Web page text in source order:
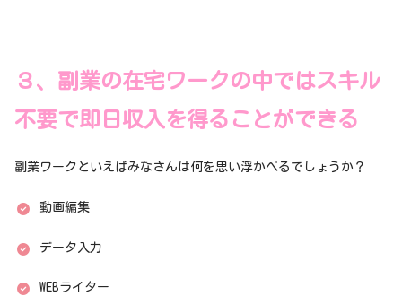
３、副業の在宅ワークの中ではスキル
不要で即日収入を得ることができる
副業ワークといえばみなさんは何を思い浮かべるでしょうか？
動画編集
データ入力
WEBライター